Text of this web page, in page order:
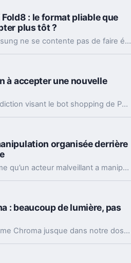
: le format pliable que
plus tôt ?
Avec le Galaxy Z Fold8, Samsung ne se contente pas de faire évoluer son smartphone pliable : il change complètement sa philosophie avec un appareil plus court, plus large et étonnamment compact. Un choix qui fonctionne particulièrement bien au quotidien, même si les concessions faites sur la photo et l’autonomie sont difficiles à ignorer sur un smartphone vendu à partir de 1 999 euros.
à accepter une nouvelle
La justice d’appel lève l’interdiction visant le bot shopping de Perplexity sur Amazon. Une victoire nette, mais loin d’être la fin du match.
organisée derrière
Le patron de Telegram affirme qu’un acteur malveillant a manipulé les signalements pour faire retirer l’app par Apple. Un précédent qui inquiète vraiment.
: beaucoup de lumière, pas
Razer pousse son écosystème Chroma jusque dans notre dos avec la Soma Chroma, une chaise gaming bardée de RGB et proposée à 529,99 euros. Spectaculaire dans un setup, confortable au quotidien, elle nous laisse pourtant un sentiment mitigé face à une ergonomie étonnamment peu personnalisable à ce niveau de prix.